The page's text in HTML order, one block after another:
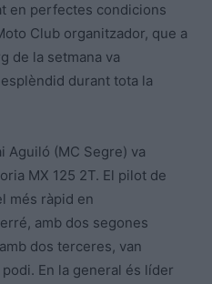
en perfectes condicions
Club organitzador, que a
de la setmana va
durant tota la
Aguiló (MC Segre) va
MX 125 2T. El pilot de
més ràpid en
amb dos segones
dos terceres, van
En la general és líder